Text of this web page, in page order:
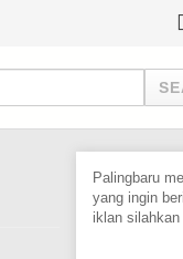
Palingbaru
yang ingin
iklan